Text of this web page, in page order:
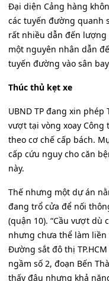
Đại diện Cảng hàng
các tuyến đường quanh
rất nhiều dẫn đến lượng
một nguyên nhân dẫn
tuyến đường vào sân
Thúc thủ kẹt xe
UBND TP đang xin
vượt tại vòng xoay Công
theo cơ chế cấp bách.
cấp cứu nguy cho căn
này.
Thế nhưng một dự án
đang trổ cửa để nối
(quận 10). “Cầu vượt dù
nhưng chưa thể làm
Đường sắt đô thị
ngầm số 2, đoạn Bến
thấy đâu nhưng khả